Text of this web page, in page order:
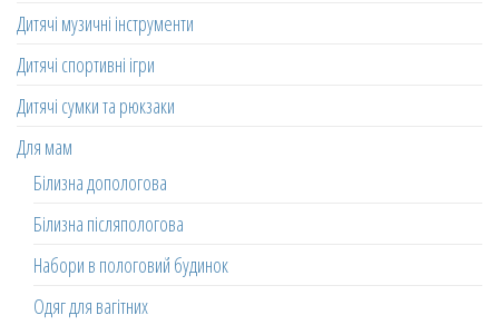
Дитячі музичні інструменти
Дитячі спортивні ігри
Дитячі сумки та рюкзаки
Для мам
Білизна допологова
Білизна післяпологова
Набори в пологовий будинок
Одяг для вагітних